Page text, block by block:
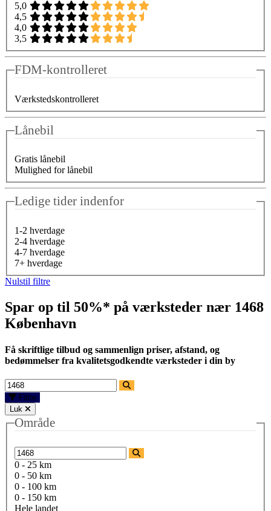
5,0
4,5
4,0
3,5
FDM-kontrolleret
Værkstedskontrolleret
Lånebil
Gratis lånebil
Mulighed for lånebil
Ledige tider indenfor
1-2 hverdage
2-4 hverdage
4-7 hverdage
7+ hverdage
Nulstil filtre
Spar op til 50%* på værksteder nær 1468
København
Få skriftlige tilbud og sammenlign priser, afstand, og
bedømmelser fra kvalitetsgodkendte værksteder i din by
Filtre
Luk
Område
0 - 25 km
0 - 50 km
0 - 100 km
0 - 150 km
Hele landet